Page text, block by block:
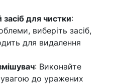
для чистки:
виберіть засіб,
для видалення
: Виконайте
до уражених